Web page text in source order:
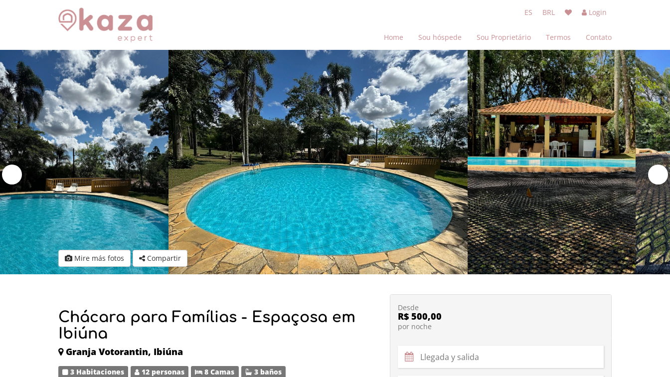
ES BRL Login
Home Sou hóspede Sou Proprietário Termos Contato
Mire más fotos Compartir
Chácara para Famílias - Espaçosa em
Ibiúna
Granja Votorantin, Ibiúna
3 Habitaciones 12 personas 8 Camas 3 baños
Desde
R$ 500,00
por noche